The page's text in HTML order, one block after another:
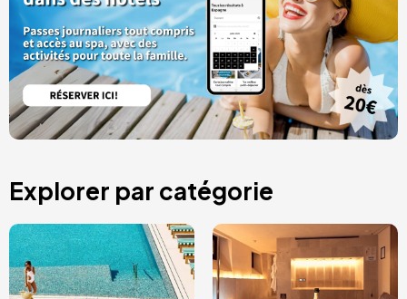
Explorer par catégorie